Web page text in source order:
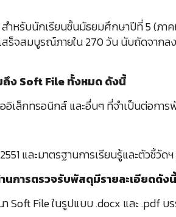
หรับนักเรียนชั้นมัธยมศึกษาปีที่ 5 (ภาค
เสร็จสมบูรณ์ภายใน 270 วัน นับถัดจา
ถึง Soft File ทั้งหมด ดังนี้
ออิเล็กทรอนิกส์ และอื่นๆ ที่จำเป็นต่อกา
และมาตรฐานการเรียนรู้และตัวชี้วั
นการตรวจรับพัสดุมีรายละเอียดดังนี้
Soft File ในรูปแบบ .docx และ .pdf